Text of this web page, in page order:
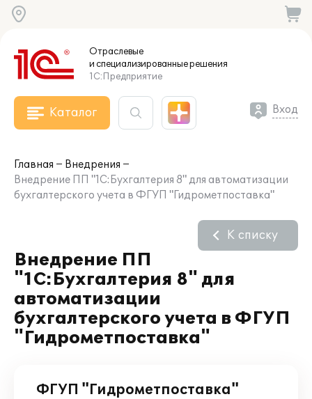
Отраслевые
и специализированныерешения
1С:Предприятие
Каталог Вход
Главная
Внедрения
Внедрение ПП "1С:Бухгалтерия 8" для автоматизации
бухгалтерского учета в ФГУП "Гидрометпоставка"
Внедрение ПП
"1С:Бухгалтерия 8" для
автоматизации
бухгалтерского учета в ФГУП
"Гидрометпоставка"
К списку
ФГУП "Гидрометпоставка"